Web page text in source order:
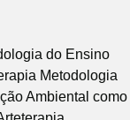
do Ensino
Metodologia
Ambiental como